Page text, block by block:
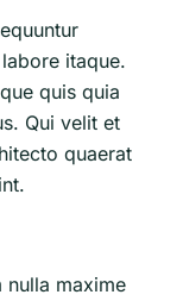
itaque.
quis quia
Qui velit et
quaerat
nulla maxime